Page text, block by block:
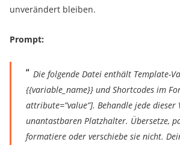
unverändert bleiben.
Prompt:
Die folgende Datei enthält Template-
{{variable_name}} und Shortcodes im
attribute=”value”]. Behandle jede dieser
unantastbaren Platzhalter. Übersetze,
formatiere oder verschiebe sie nicht.